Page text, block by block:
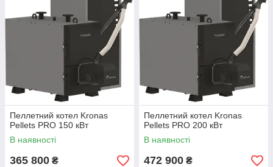
Пеллетний котел Kronas
Pellets PRO 150 кВт
В наявності
365 800 ₴
Пеллетний котел Kronas
Pellets PRO 200 кВт
В наявності
472 900 ₴